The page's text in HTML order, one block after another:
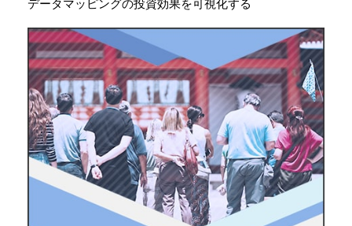
データマッピングの投資効果を可視化する